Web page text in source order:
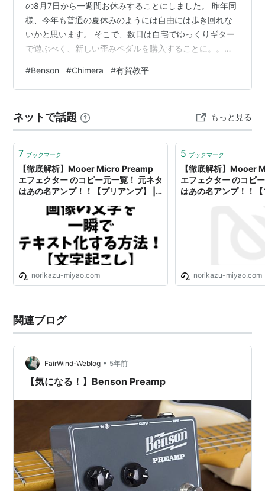
の8月7日から一週間お休みすることにしました。 昨年同
様、今年も普通の夏休みのようには自由には歩き回れな
いかと思います。 そこで、数日は自宅でゆっくりギター
で遊ぶべく、新しい歪みペダルを購入することに。。。
「有賀恭平さんは2台欲しいペダル」と言われていました
が、私はまず1台のみ購入。 とりあえず、最初は他の歪み
まで、あと数日。 今から、組み合わせる歪みペダルのパ
ターンを考えるのが楽しいです。 fairwin…
#Benson #Chimera #有賀教平
ネットで話題 もっと見る
7 ブックマーク
【徹底解析】Mooer Micro Preamp
エフェクター のコピー元一覧！ 元ネタ
はあの名アンプ！！【プリアンプ】 |
norikazu-miyao.com
5 ブックマーク
【徹底解析】Mooer
エフェクター のコピ
はあの名アンプ！！
norikazu-miyao.com
関連ブログ
FairWind-Weblog • 5年前
【気になる！】Benson Preamp